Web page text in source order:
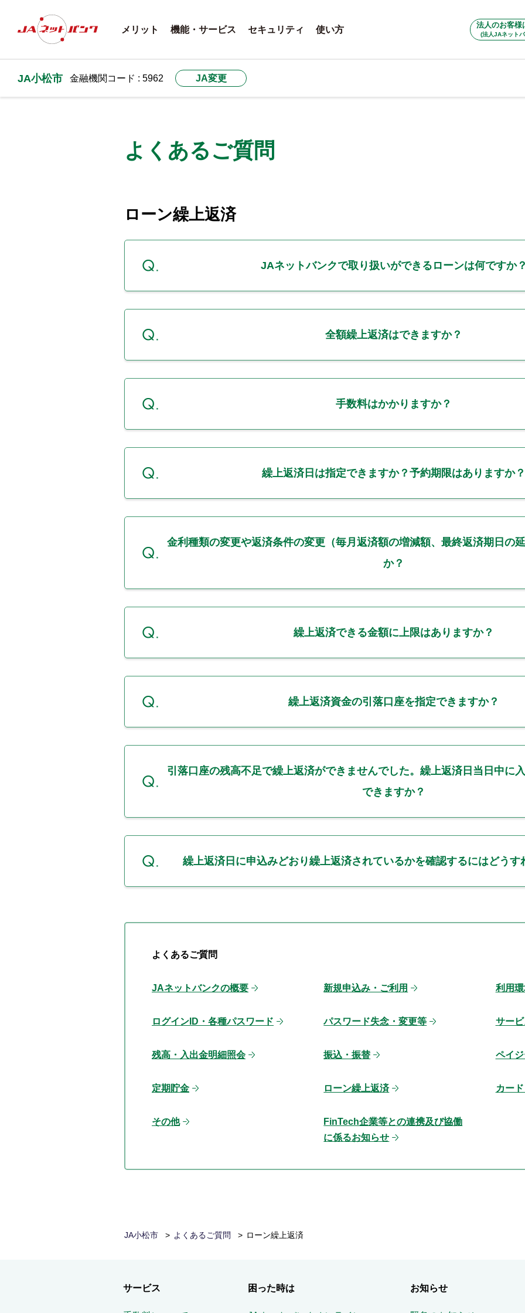
法人のお客様
(法人JAネット
メリット 機能・サービス セキュリティ 使い方
JA小松市 金融機関コード : 5962 JA変更
よくあるご質問
ローン繰上返済
JAネットバンクで取り扱いができるローンは何ですか
全額繰上返済はできますか？
手数料はかかりますか？
繰上返済日は指定できますか？予約期限はありますか？
金利種類の変更や返済条件の変更（毎月返済額の増減額、最終返済期日の
か？
繰上返済できる金額に上限はありますか？
繰上返済資金の引落口座を指定できますか？
引落口座の残高不足で繰上返済ができませんでした。繰上返済日当日中に
できますか？
繰上返済日に申込みどおり繰上返済されているかを確認するにはどうす
よくあるご質問
JAネットバンクの概要 新規申込み・ご利用 利用
ログインID・各種パスワード パスワード失念・変更等 サー
残高・入出金明細照会 振込・振替 ペイ
定期貯金 ローン繰上返済 カー
その他
FinTech企業等との連携及び協働
に係るお知らせ
JA小松市 よくあるご質問 ローン繰上返済
サービス 困った時は お知らせ